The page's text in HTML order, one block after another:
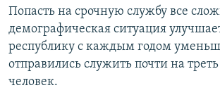
Попасть на срочную службу все
демографическая ситуация
республику с каждым годом
отправились служить почти на
человек.